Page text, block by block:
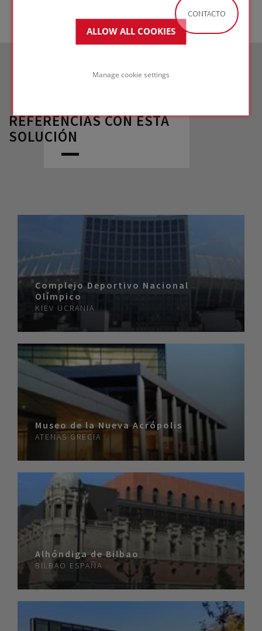
ALLOW ALL COOKIES
Manage cookie settings
REFERENCIAS CON ESTA
SOLUCIÓN
Complejo Deportivo Nacional
Olímpico
KIEV UCRANIA
Museo de la Nueva Acrópolis
ATENAS GRECIA
Alhóndiga de Bilbao
BILBAO ESPAÑA
CONTACTO